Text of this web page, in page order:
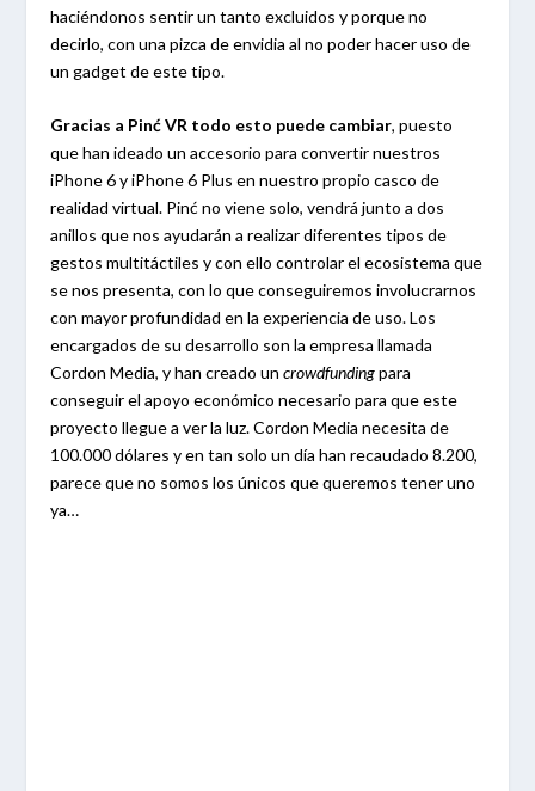
haciéndonos sentir un tanto excluidos y porque no
decirlo, con una pizca de envidia al no poder hacer uso de
un gadget de este tipo.
Gracias a Pinć VR todo esto puede cambiar, puesto
que han ideado un accesorio para convertir nuestros
iPhone 6 y iPhone 6 Plus en nuestro propio casco de
realidad virtual. Pinć no viene solo, vendrá junto a dos
anillos que nos ayudarán a realizar diferentes tipos de
gestos multitáctiles y con ello controlar el ecosistema que
se nos presenta, con lo que conseguiremos involucrarnos
con mayor profundidad en la experiencia de uso. Los
encargados de su desarrollo son la empresa llamada
Cordon Media, y han creado uncrowdfundingpara
conseguir el apoyo económico necesario para que este
proyecto llegue a ver la luz. Cordon Media necesita de
100.000 dólares y en tan solo un día han recaudado 8.200,
parece que no somos los únicos que queremos tener uno
ya…